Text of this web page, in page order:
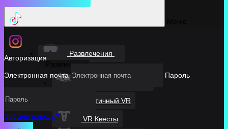
Развлечения
Развлечения
Виртуальная Арена
Статичный VR
VR Квесты
Авторизация
Электронная почта Пароль
Забыли пароль?